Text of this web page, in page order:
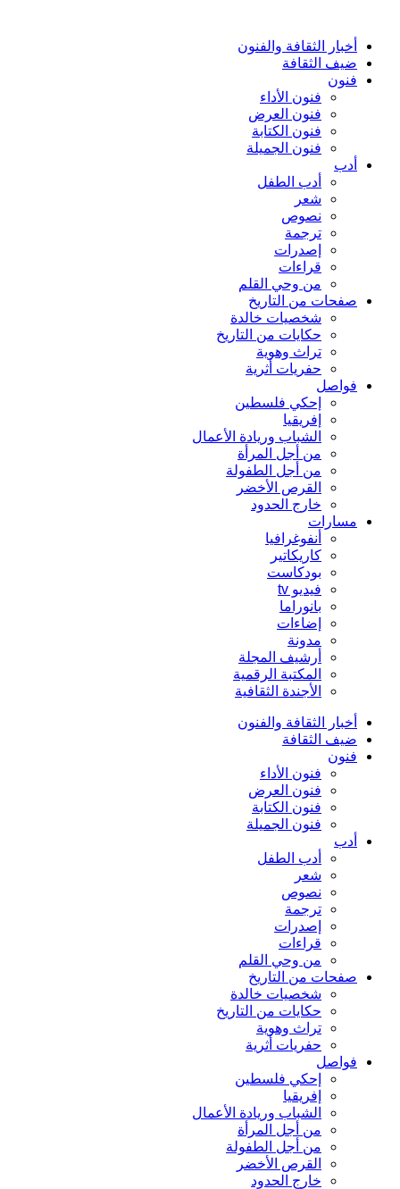
أخبار الثقافة والفنون
ضيف الثقافة
فنون
فنون الأداء
فنون العرض
فنون الكتابة
فنون الجميلة
أدب
أدب الطفل
شعر
نصوص
ترجمة
إصدرات
قراءات
من وحي القلم
صفحات من التاريخ
شخصيات خالدة
حكايات من التاريخ
تراث وهوية
حفريات أثرية
فواصل
إحكي فلسطين
إفريقيا
الشباب وريادة الأعمال
من أجل المرأة
من أجل الطفولة
القرص الأخضر
خارج الحدود
مسارات
أنفوغرافيا
كاريكاتير
بودكاست
فيديو tv
بانوراما
إضاءات
مدونة
أرشيف المجلة
المكتبة الرقمية
الأجندة الثقافية
أخبار الثقافة والفنون
ضيف الثقافة
فنون
فنون الأداء
فنون العرض
فنون الكتابة
فنون الجميلة
أدب
أدب الطفل
شعر
نصوص
ترجمة
إصدرات
قراءات
من وحي القلم
صفحات من التاريخ
شخصيات خالدة
حكايات من التاريخ
تراث وهوية
حفريات أثرية
فواصل
إحكي فلسطين
إفريقيا
الشباب وريادة الأعمال
من أجل المرأة
من أجل الطفولة
القرص الأخضر
خارج الحدود